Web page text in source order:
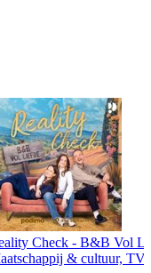
Check - B&B Vol
& cultuur,